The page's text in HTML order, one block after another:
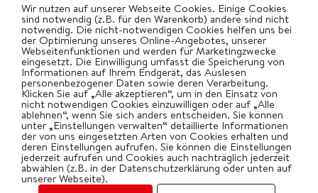
MEHR LADEN...
Wir nutzen auf unserer Webseite Cookies. Einige Cookies
sind notwendig (z.B. für den Warenkorb) andere sind nicht
notwendig. Die nicht-notwendigen Cookies helfen uns bei
der Optimierung unseres Online-Angebotes, unserer
Webseitenfunktionen und werden für Marketingzwecke
eingesetzt. Die Einwilligung umfasst die Speicherung von
Informationen auf Ihrem Endgerät, das Auslesen
personenbezogener Daten sowie deren Verarbeitung.
Klicken Sie auf „Alle akzeptieren“, um in den Einsatz von
nicht notwendigen Cookies einzuwilligen oder auf „Alle
ablehnen“, wenn Sie sich anders entscheiden. Sie können
unter „Einstellungen verwalten“ detaillierte Informationen
der von uns eingesetzten Arten von Cookies erhalten und
deren Einstellungen aufrufen. Sie können die Einstellungen
jederzeit aufrufen und Cookies auch nachträglich jederzeit
abwählen (z.B. in der Datenschutzerklärung oder unten auf
unserer Webseite).